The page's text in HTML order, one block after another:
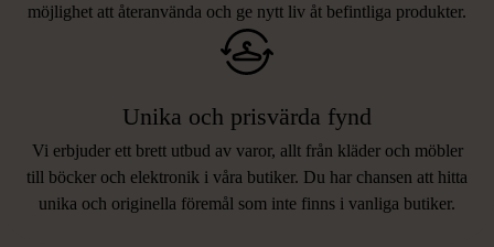
möjlighet att återanvända och ge nytt liv åt befintliga produkter.
Unika och prisvärda fynd
Vi erbjuder ett brett utbud av varor, allt från kläder och möbler
till böcker och elektronik i våra butiker. Du har chansen att hitta
unika och originella föremål som inte finns i vanliga butiker.
LIKNANDE PRODUKTER
Hitta produkter som påminner om denna